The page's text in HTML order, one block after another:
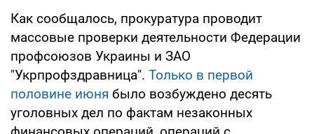
Как сообщалось, прокуратура проводит
массовые проверки деятельности Федерации
профсоюзов Украины и ЗАО
"Укрпрофздравница". Только в первой
половине июня было возбуждено десять
уголовных дел по фактам незаконных